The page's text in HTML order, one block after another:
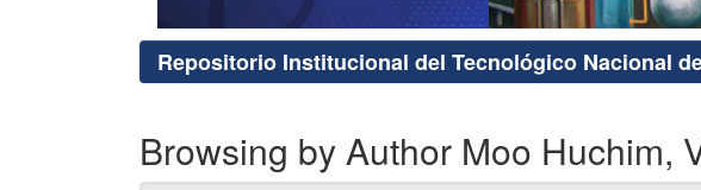
Repositorio Institucional del Tecnológico Nacional
Browsing by Author Moo Huchim,